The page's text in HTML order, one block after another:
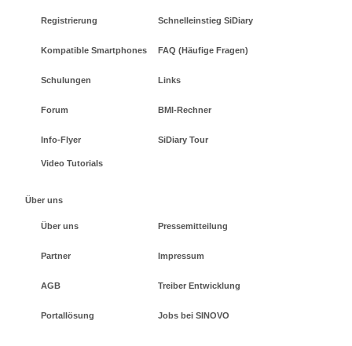
Registrierung Schnelleinstieg SiDiary
Kompatible Smartphones FAQ (Häufige Fragen)
Schulungen Links
Forum BMI-Rechner
Info-Flyer SiDiary Tour
Video Tutorials
Über uns
Über uns Pressemitteilung
Partner Impressum
AGB Treiber Entwicklung
Portallösung Jobs bei SINOVO